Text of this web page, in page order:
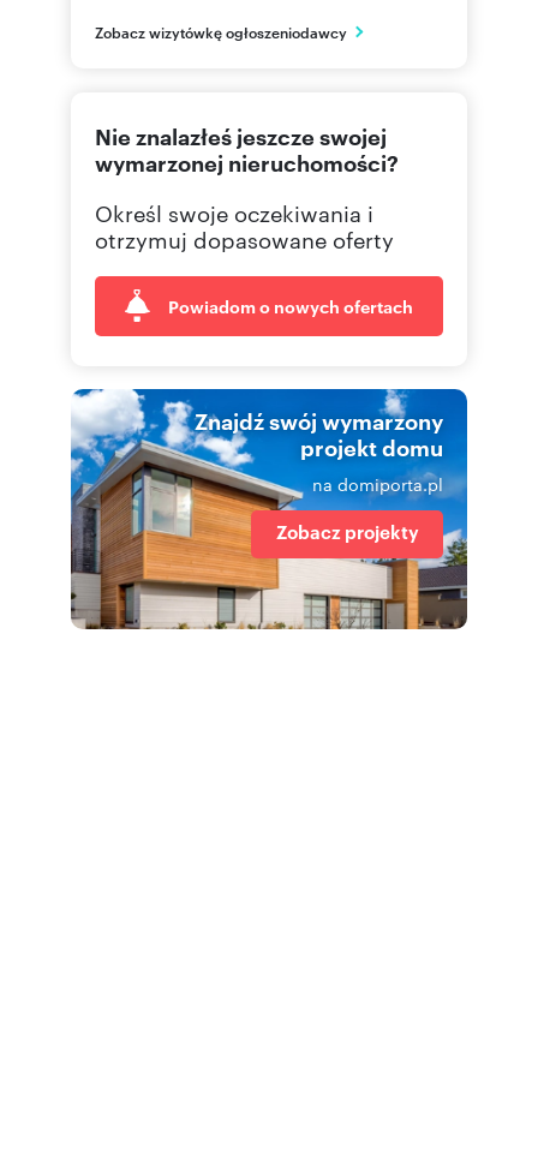
PL
226251 Pokaż telefon
Zobacz wizytówkę ogłoszeniodawcy
Nie znalazłeś jeszcze swojej
wymarzonej nieruchomości?
Określ swoje oczekiwania i
otrzymuj dopasowane oferty
Powiadom o nowych ofertach
Znajdź swój wymarzony
projekt domu
na domiporta.pl
Zobacz projekty